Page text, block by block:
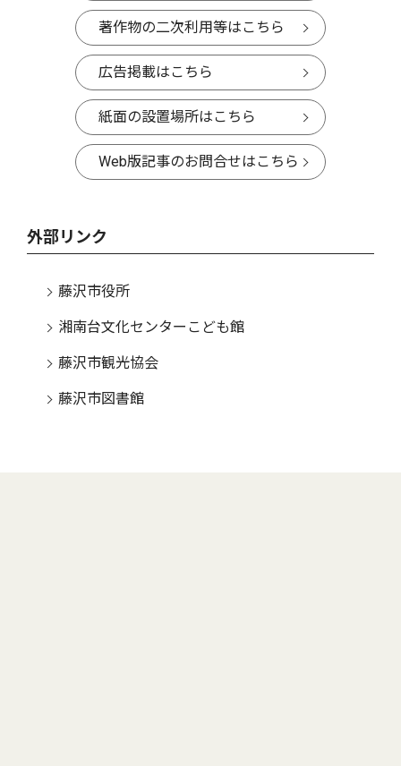
著作物の二次利用等はこちら
広告掲載はこちら
紙面の設置場所はこちら
Web版記事のお問合せはこちら
外部リンク
藤沢市役所
湘南台文化センターこども館
藤沢市観光協会
藤沢市図書館